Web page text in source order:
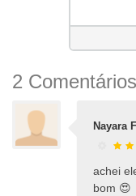
2 Comentários
Nayara
achei
bom 😍